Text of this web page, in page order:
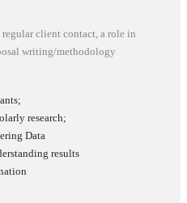
client contact, a role in
writing/methodology
research;
Data
results